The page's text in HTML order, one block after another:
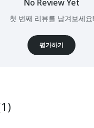
No Review Yet
첫 번째 리뷰를 남겨보세요!
평가하기